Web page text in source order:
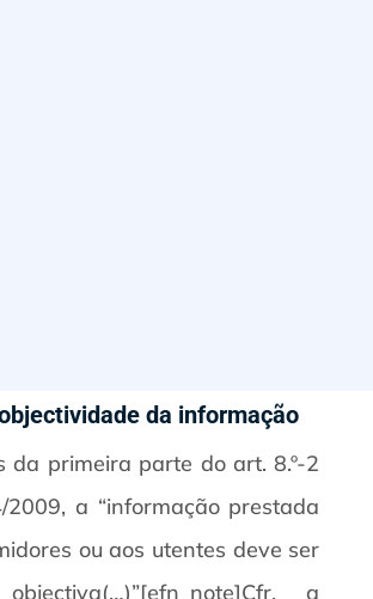
da informação
da primeira parte do art. 8.º-2
a “informação prestada
ou aos utentes deve ser
a